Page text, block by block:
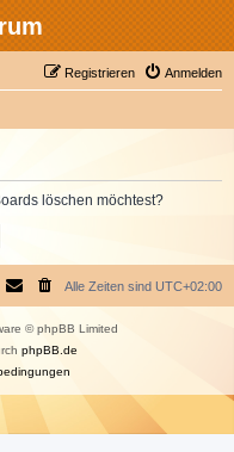
Anmelden
Registrieren
löschen möchtest?
Alle Zeiten sind UTC+02:00
© phpBB Limited
phpBB.de